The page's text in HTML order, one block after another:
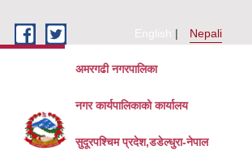
English
Nepali
अमरगढी नगरपालिका
नगर कार्यपालिकाको कार्यालय
सुदूरपश्चिम प्रदेश,डडेल्धुरा-नेपाल